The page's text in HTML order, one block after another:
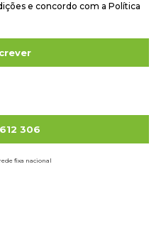
e concordo com a Política
306
fixa nacional